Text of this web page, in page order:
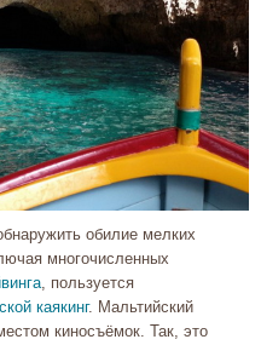
обилие мелких
многочисленных
, пользуется
каякинг. Мальтийский
киносъёмок. Так, это